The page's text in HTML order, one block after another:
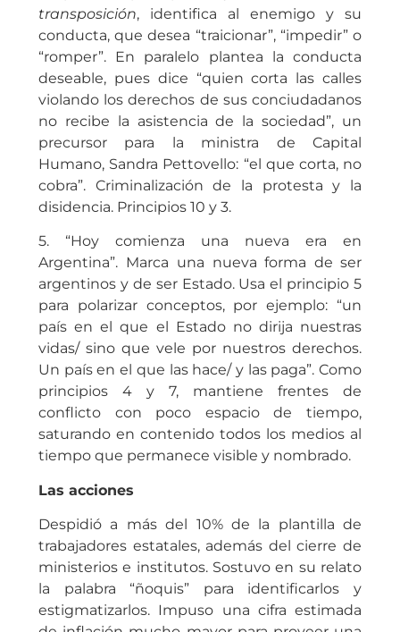
transposición, identifica al enemigo y su
conducta, que desea “traicionar”, “impedir” o
“romper”. En paralelo plantea la conducta
deseable, pues dice “quien corta las calles
violando los derechos de sus conciudadanos
no recibe la asistencia de la sociedad”, un
precursor para la ministra de Capital
Humano, Sandra Pettovello: “el que corta, no
cobra”. Criminalización de la protesta y la
disidencia. Principios 10 y 3.
5. “Hoy comienza una nueva era en
Argentina”. Marca una nueva forma de ser
argentinos y de ser Estado. Usa el principio 5
para polarizar conceptos, por ejemplo: “un
país en el que el Estado no dirija nuestras
vidas/ sino que vele por nuestros derechos.
Un país en el que las hace/ y las paga”. Como
principios 4 y 7, mantiene frentes de
conflicto con poco espacio de tiempo,
saturando en contenido todos los medios al
tiempo que permanece visible y nombrado.
Las acciones
Despidió a más del 10% de la plantilla de
trabajadores estatales, además del cierre de
ministerios e institutos. Sostuvo en su relato
la palabra “ñoquis” para identificarlos y
estigmatizarlos. Impuso una cifra estimada